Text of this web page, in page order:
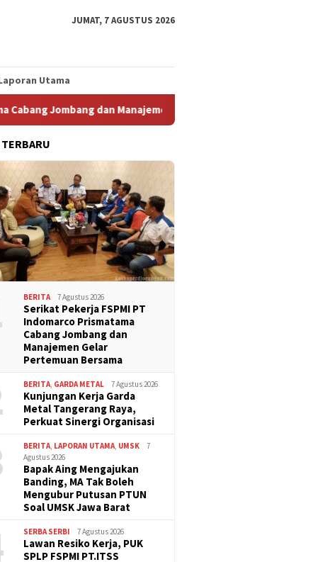
JUMAT, 7 AGUSTUS 2026
Utama
Jombang dan Manajemen Gelar Pertemuan Bersama
BERITA 7 Agustus 2026
Serikat Pekerja FSPMI PT
Indomarco Prismatama
Cabang Jombang dan
Manajemen Gelar
Pertemuan Bersama
BERITA GARDA METAL 7 Agustus 2026
Kunjungan Kerja Garda
Metal Tangerang Raya,
Perkuat Sinergi Organisasi
BERITA LAPORAN UTAMA UMSK
7
Agustus 2026
Bapak Aing Mengajukan
Banding, MA Tak Boleh
Mengubur Putusan PTUN
Soal UMSK Jawa Barat
SERBA SERBI 7 Agustus 2026
Lawan Resiko Kerja, PUK
SPLP FSPMI PT.ITSS